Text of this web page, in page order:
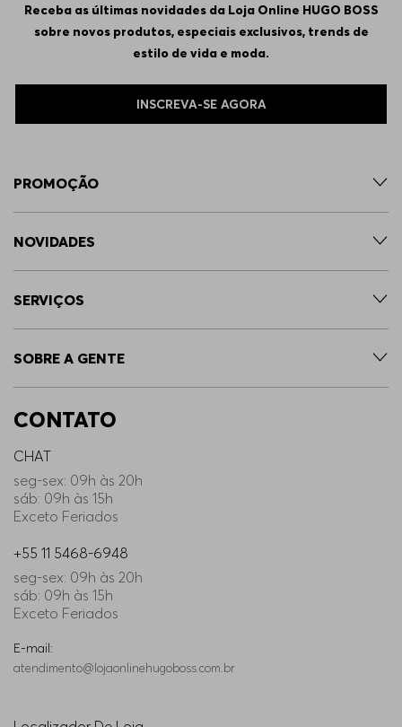
Receba as últimas novidades da Loja Online HUGO BOSS
sobre novos produtos, especiais exclusivos, trends de
estilo de vida e moda.
INSCREVA-SE AGORA
PROMOÇÃO
NOVIDADES
SERVIÇOS
SOBRE A GENTE
CONTATO
CHAT
seg-sex: 09h às 20h
sáb: 09h às 15h
Exceto Feriados
+55 11 5468-6948
seg-sex: 09h às 20h
sáb: 09h às 15h
Exceto Feriados
E-mail:
atendimento@lojaonlinehugoboss.com.br